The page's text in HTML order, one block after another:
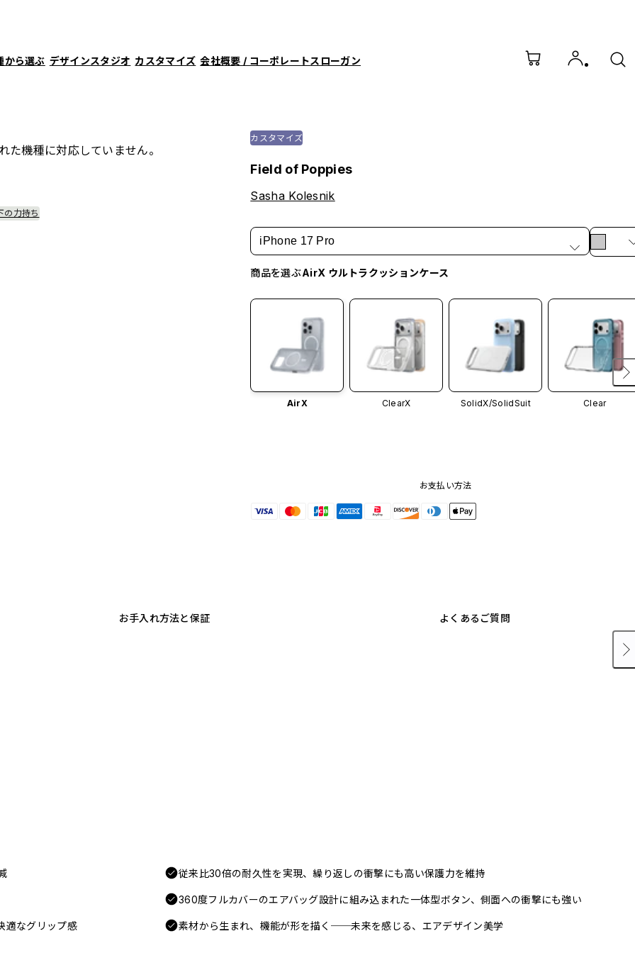
から選ぶ デザインスタジオ カスタマイズ 会社概要 / コーポレートスローガン
機種に対応していません。
の力持ち
カスタマイズ
Field of Poppies
Sasha Kolesnik
iPhone 17 Pro
商品を選ぶAirX ウルトラクッションケース
AirX ClearX SolidX/SolidSuit Clear
お支払い方法
お手入れ方法と保証 よくあるご質問
従来比30倍の耐久性を実現、繰り返しの衝撃にも高い保護力を維持
360度フルカバーのエアバッグ設計に組み込まれた一体型ボタン、側面への衝撃にも強い
適なグリップ感 素材から生まれ、機能が形を描く──未来を感じる、エアデザイン美学